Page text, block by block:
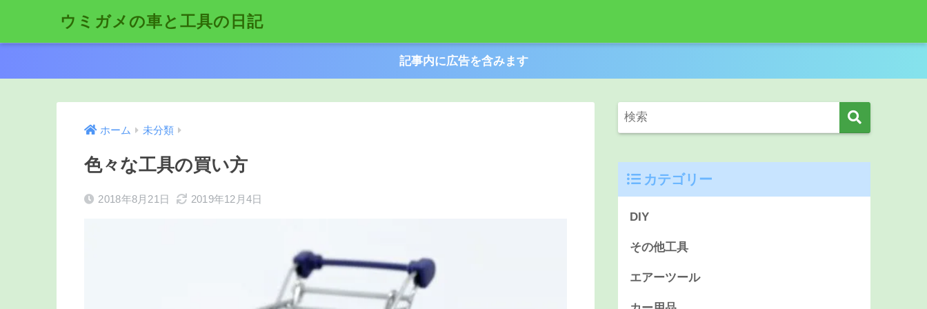
ウミガメの車と工具の日記
記事内に広告を含みます
ホーム 未分類
色々な工具の買い方
2018年8月21日 2019年12月4日
カテゴリー
DIY
その他工具
エアーツール